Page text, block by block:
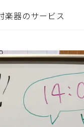
楽器のサービス